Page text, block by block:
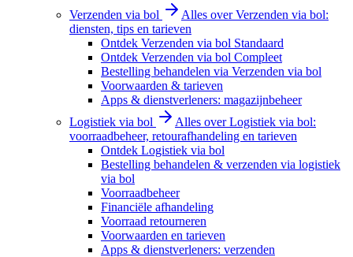
Verzenden via bol
Alles over Verzenden via bol:
diensten, tips en tarieven
Ontdek Verzenden via bol Standaard
Ontdek Verzenden via bol Compleet
Bestelling behandelen via Verzenden via bol
Voorwaarden & tarieven
Apps & dienstverleners: magazijnbeheer
Logistiek via bol
Alles over Logistiek via bol:
voorraadbeheer, retourafhandeling en tarieven
Ontdek Logistiek via bol
Bestelling behandelen & verzenden via logistiek
via bol
Voorraadbeheer
Financiële afhandeling
Voorraad retourneren
Voorwaarden en tarieven
Apps & dienstverleners: verzenden